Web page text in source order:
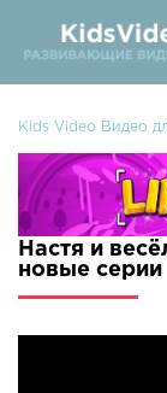
Kids Video Видео
Настя и
новые серии